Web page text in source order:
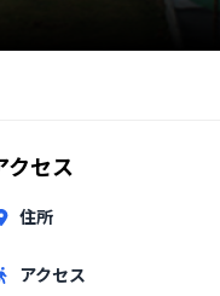
クセス
住所
アクセス